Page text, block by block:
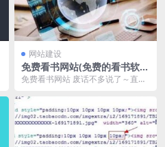
网站建设
免费看书网站(免费的看书软件
app排名)
免费看书网站 废话不多说了～直接
全球...